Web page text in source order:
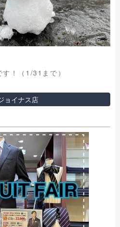
！（1/31まで）
ョイナス店